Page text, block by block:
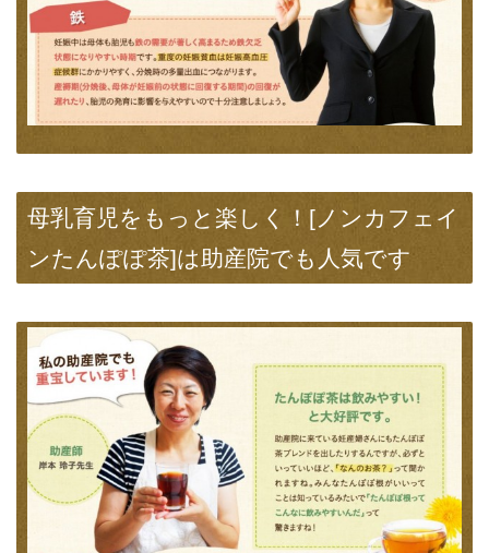
母乳育児をもっと楽しく！[ノンカフェイ
ンたんぽぽ茶]は助産院でも人気です